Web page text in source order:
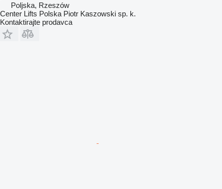
Poljska, Rzeszów
Center Lifts Polska Piotr Kaszowski sp. k.
Kontaktirajte prodavca